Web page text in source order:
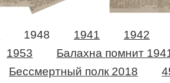
1948 1941
1942
1953
Балахна помнит
Бессмертный полк 2018